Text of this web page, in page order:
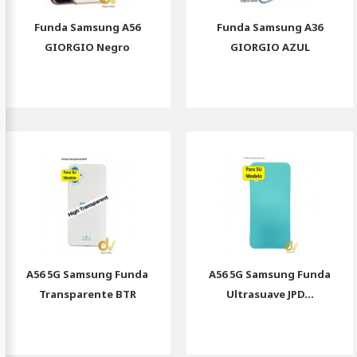
Funda Samsung A56
GIORGIO Negro
Funda Samsung A36
GIORGIO AZUL
A56 5G Samsung Funda
Transparente BTR
A56 5G Samsung Funda
Ultrasuave JPD...